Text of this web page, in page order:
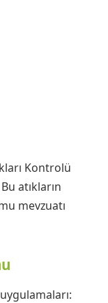
Kontrolü
atıkların
mevzuatı